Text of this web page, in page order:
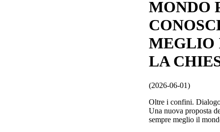
MONDO
MEGLIO
LA
(2026-06-01)
Oltre i confini.
Una nuova proposta
sempre meglio il